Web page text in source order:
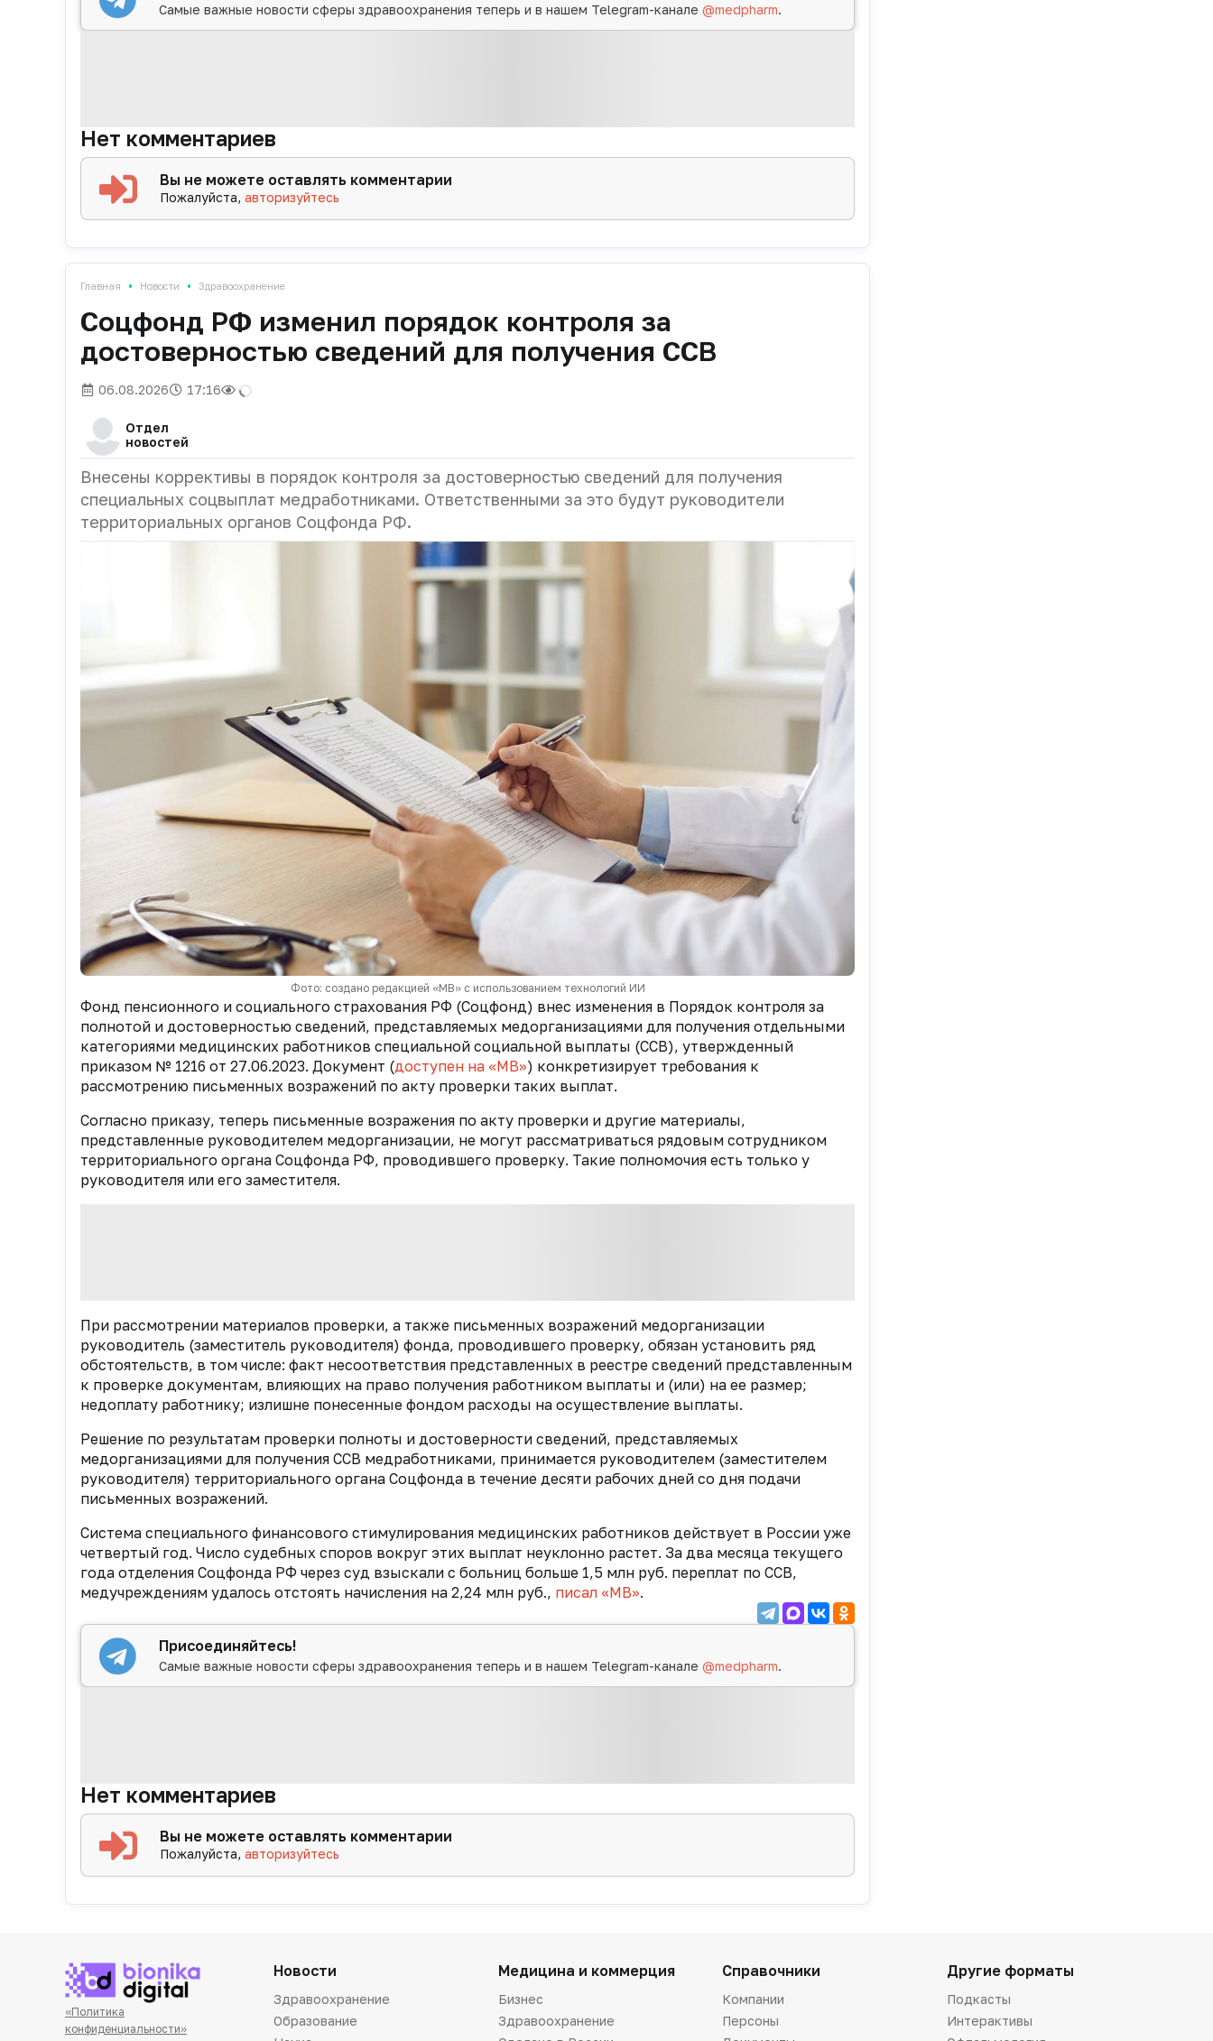
Самые важные новости сферы здравоохранения теперь и в нашем Telegram-канале@medpharm.
Нет комментариев
Вы не можете оставлять комментарии
Пожалуйста,авторизуйтесь
Главная • Новости • Здравоохранение
Соцфонд РФ изменил порядок контроля за
достоверностью сведений для получения ССВ
06.08.2026 17:16
Отдел
новостей
Внесены коррективы в порядок контроля за достоверностью сведений для получения
специальных соцвыплат медработниками. Ответственными за это будут руководители
территориальных органов Соцфонда РФ.
Фото: создано редакцией «МВ» с использованием технологий ИИ
Фонд пенсионного и социального страхования РФ (Соцфонд) внес изменения в Порядок контроля за
полнотой и достоверностью сведений, представляемых медорганизациями для получения отдельными
категориями медицинских работников специальной социальной выплаты (ССВ), утвержденный
приказом № 1216 от 27.06.2023. Документ (доступен на «МВ») конкретизирует требования к
рассмотрению письменных возражений по акту проверки таких выплат.
Согласно приказу, теперь письменные возражения по акту проверки и другие материалы,
представленные руководителем медорганизации, не могут рассматриваться рядовым сотрудником
территориального органа Соцфонда РФ, проводившего проверку. Такие полномочия есть только у
руководителя или его заместителя.
При рассмотрении материалов проверки, а также письменных возражений медорганизации
руководитель (заместитель руководителя) фонда, проводившего проверку, обязан установить ряд
обстоятельств, в том числе: факт несоответствия представленных в реестре сведений представленным
к проверке документам, влияющих на право получения работником выплаты и (или) на ее размер;
недоплату работнику; излишне понесенные фондом расходы на осуществление выплаты.
Решение по результатам проверки полноты и достоверности сведений, представляемых
медорганизациями для получения ССВ медработниками, принимается руководителем (заместителем
руководителя) территориального органа Соцфонда в течение десяти рабочих дней со дня подачи
письменных возражений.
Система специального финансового стимулирования медицинских работников действует в России уже
четвертый год. Число судебных споров вокруг этих выплат неуклонно растет. За два месяца текущего
года отделения Соцфонда РФ через суд взыскали с больниц больше 1,5 млн руб. переплат по ССВ,
медучреждениям удалось отстоять начисления на 2,24 млн руб., писал «МВ».
Присоединяйтесь!
Самые важные новости сферы здравоохранения теперь и в нашем Telegram-канале@medpharm.
Нет комментариев
Вы не можете оставлять комментарии
Пожалуйста,авторизуйтесь
«Политика
конфиденциальности»
Новости
Здравоохранение
Образование
Медицина и коммерция
Бизнес
Здравоохранение
Справочники
Компании
Персоны
Другие форматы
Подкасты
Интерактивы